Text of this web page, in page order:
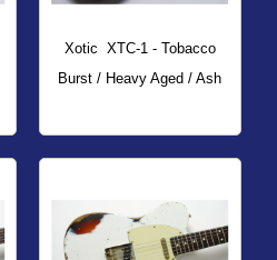
Xotic XTC-1 - Tobacco
Burst / Heavy Aged / Ash